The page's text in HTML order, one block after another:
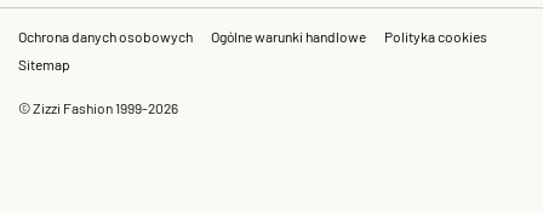
Ochrona danych osobowych Ogólne warunki handlowe
Polityka cookies
Sitemap
© Zizzi Fashion 1999-2026